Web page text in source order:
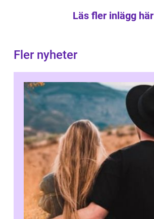
Läs fler inlägg här
Fler nyheter